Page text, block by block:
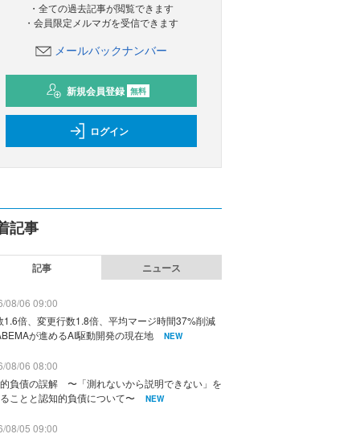
・全ての過去記事が閲覧できます
・会員限定メルマガを受信できます
メールバックナンバー
新規会員登録 無料
ログイン
記事
記事 ニュース
08/06 09:00
1.6倍、変更行数1.8倍、平均マージ時間37%削減
が進めるAI駆動開発の現在地
NEW
08/06 08:00
負債の誤解 〜「測れないから説明できない」を
ことと認知的負債について〜
NEW
08/05 09:00